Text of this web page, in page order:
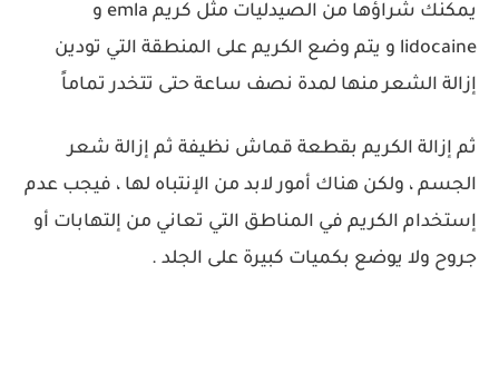
يمكنك شراؤها من الصيدليات مثل كريم emla و
lidocaine و يتم وضع الكريم على المنطقة التي تودين
إزالة الشعر منها لمدة نصف ساعة حتى تتخدر تماماً
ثم إزالة الكريم بقطعة قماش نظيفة ثم إزالة شعر
الجسم ، ولكن هناك أمور لابد من الإنتباه لها ، فيجب عدم
إستخدام الكريم في المناطق التي تعاني من إلتهابات أو
جروح ولا يوضع بكميات كبيرة على الجلد .